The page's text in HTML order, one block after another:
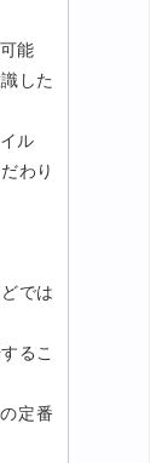
能
した
ル
わり
では
るこ
定番